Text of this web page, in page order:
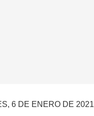
6 DE ENERO DE 2021